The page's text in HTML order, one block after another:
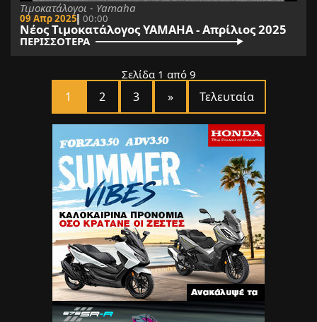
Τιμοκατάλογοι - Yamaha
09 Απρ 2025 00:00
Νέος Τιμοκατάλογος YAMAHA - Απρίλιος 2025
ΠΕΡΙΣΣΟΤΕΡΑ
Σελίδα 1 από 9
1 2 3 » Τελευταία